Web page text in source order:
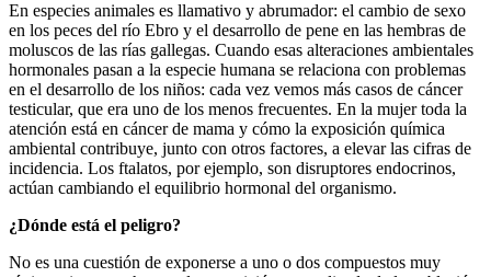
En especies animales es llamativo y abrumador: el cambio de sexo
en los peces del río Ebro y el desarrollo de pene en las hembras de
moluscos de las rías gallegas. Cuando esas alteraciones ambientales
hormonales pasan a la especie humana se relaciona con problemas
en el desarrollo de los niños: cada vez vemos más casos de cáncer
testicular, que era uno de los menos frecuentes. En la mujer toda la
atención está en cáncer de mama y cómo la exposición química
ambiental contribuye, junto con otros factores, a elevar las cifras de
incidencia. Los ftalatos, por ejemplo, son disruptores endocrinos,
actúan cambiando el equilibrio hormonal del organismo.
¿Dónde está el peligro?
No es una cuestión de exponerse a uno o dos compuestos muy